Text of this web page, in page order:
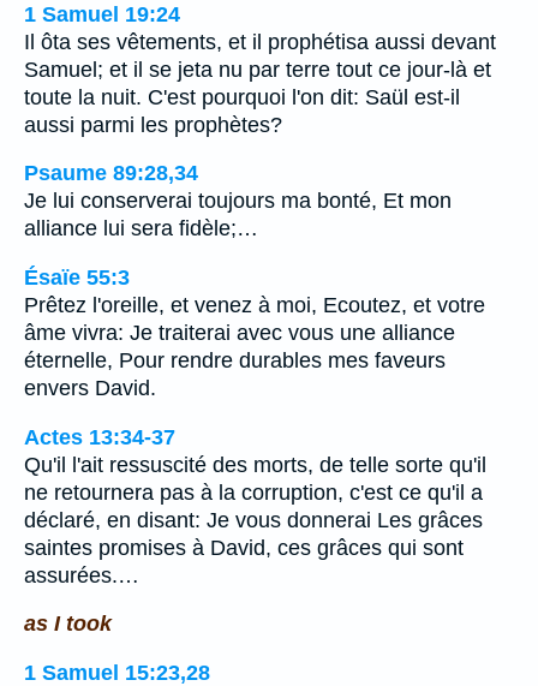
1 Samuel 19:24
Il ôta ses vêtements, et il prophétisa aussi devant
Samuel; et il se jeta nu par terre tout ce jour-là et
toute la nuit. C'est pourquoi l'on dit: Saül est-il
aussi parmi les prophètes?
Psaume 89:28,34
Je lui conserverai toujours ma bonté, Et mon
alliance lui sera fidèle;…
Ésaïe 55:3
Prêtez l'oreille, et venez à moi, Ecoutez, et votre
âme vivra: Je traiterai avec vous une alliance
éternelle, Pour rendre durables mes faveurs
envers David.
Actes 13:34-37
Qu'il l'ait ressuscité des morts, de telle sorte qu'il
ne retournera pas à la corruption, c'est ce qu'il a
déclaré, en disant: Je vous donnerai Les grâces
saintes promises à David, ces grâces qui sont
assurées.…
as I took
1 Samuel 15:23,28